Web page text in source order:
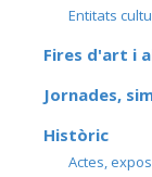
Entitats
Fires d'art i
Jornades,
Històric
Actes,